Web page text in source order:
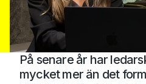
På senare år har
mycket mer än det